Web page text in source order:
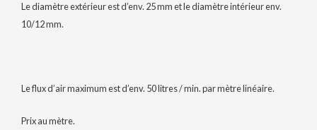
Le diamètre extérieur est d’env. 25 mm et le diamètre intérieur env.
10/12 mm.
Le flux d’air maximum est d’env. 50 litres / min. par mètre linéaire.
Prix au mètre.